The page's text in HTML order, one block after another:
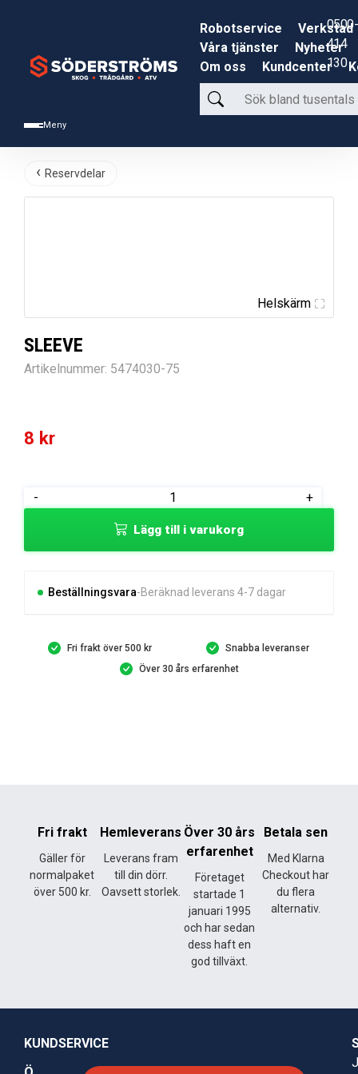
Meny
Robotservice
Verkstad
Våra tjänster
Nyheter
Om oss
Kundcenter
Sök
bland
produkter
0500-
414
130
Reservdelar
Helskärm
SLEEVE
Artikelnummer: 5474030-75
8 kr
-
SLEEVE
+
Lägg till i varukorg
Beställningsvara Beräknad leverans 4-7 dagar
Fri frakt över 500 kr
Snabba leveranser
Över 30 års erfarenhet
Fri frakt
Gäller för
normalpaket
över 500 kr.
Hemleverans
Leverans fram
till din dörr.
Oavsett storlek.
Över 30 års
erfarenhet
Företaget
startade 1
januari 1995
och har sedan
dess haft en
god tillväxt.
Betala sen
Med Klarna
Checkout har
du flera
alternativ.
KUNDSERVICE